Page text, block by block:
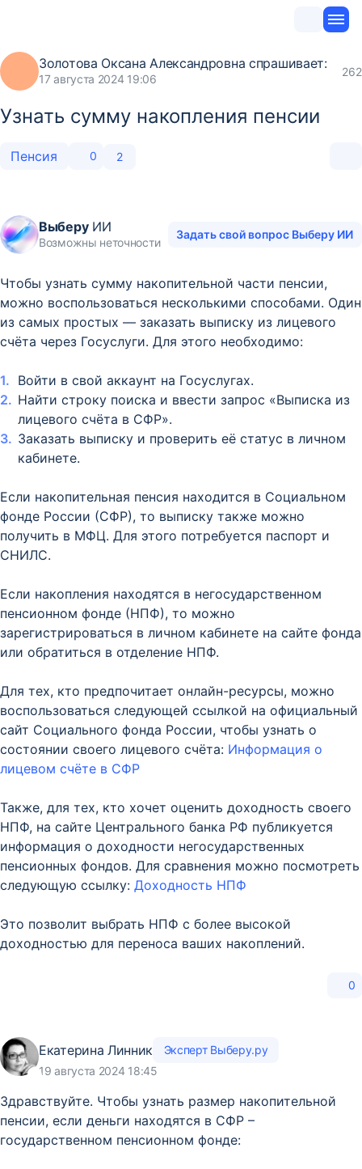
Золотова Оксана Александровна спрашивает:
17 августа 2024 19:06
262
Узнать сумму накопления пенсии
Пенсия 0 2
ВыберуИИ
Возможны неточности
Задать свой вопрос Выберу ИИ
Чтобы узнать сумму накопительной части пенсии,
можно воспользоваться несколькими способами. Один
из самых простых — заказать выписку из лицевого
счёта через Госуслуги. Для этого необходимо:
Войти в свой аккаунт на Госуслугах.
Найти строку поиска и ввести запрос «Выписка из
лицевого счёта в СФР».
Заказать выписку и проверить её статус в личном
кабинете.
Если накопительная пенсия находится в Социальном
фонде России (СФР), то выписку также можно
получить в МФЦ. Для этого потребуется паспорт и
СНИЛС.
Если накопления находятся в негосударственном
пенсионном фонде (НПФ), то можно
зарегистрироваться в личном кабинете на сайте фонда
или обратиться в отделение НПФ.
Для тех, кто предпочитает онлайн-ресурсы, можно
воспользоваться следующей ссылкой на официальный
сайт Социального фонда России, чтобы узнать о
состоянии своего лицевого счёта: Информация о
лицевом счёте в СФР
Также, для тех, кто хочет оценить доходность своего
НПФ, на сайте Центрального банка РФ публикуется
информация о доходности негосударственных
пенсионных фондов. Для сравнения можно посмотреть
следующую ссылку: Доходность НПФ
Это позволит выбрать НПФ с более высокой
доходностью для переноса ваших накоплений.
0
Екатерина Линник
Эксперт Выберу.ру
19 августа 2024 18:45
Здравствуйте. Чтобы узнать размер накопительной
пенсии, если деньги находятся в СФР –
государственном пенсионном фонде: